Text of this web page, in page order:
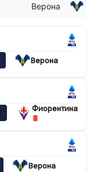
Верона
Верона
Фиорентина
Верона